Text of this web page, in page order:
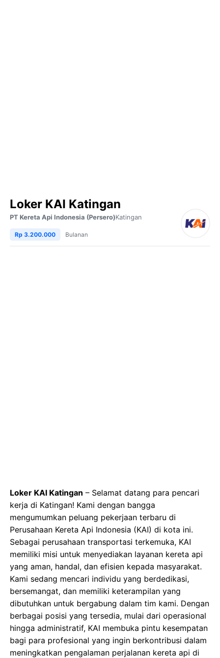
Loker KAI Katingan
PT Kereta Api Indonesia (Persero)Katingan
Rp 3.200.000 Bulanan
Loker KAI Katingan – Selamat datang para pencari
kerja di Katingan! Kami dengan bangga
mengumumkan peluang pekerjaan terbaru di
Perusahaan Kereta Api Indonesia (KAI) di kota ini.
Sebagai perusahaan transportasi terkemuka, KAI
memiliki misi untuk menyediakan layanan kereta api
yang aman, handal, dan efisien kepada masyarakat.
Kami sedang mencari individu yang berdedikasi,
bersemangat, dan memiliki keterampilan yang
dibutuhkan untuk bergabung dalam tim kami. Dengan
berbagai posisi yang tersedia, mulai dari operasional
hingga administratif, KAI membuka pintu kesempatan
bagi para profesional yang ingin berkontribusi dalam
meningkatkan pengalaman perjalanan kereta api di